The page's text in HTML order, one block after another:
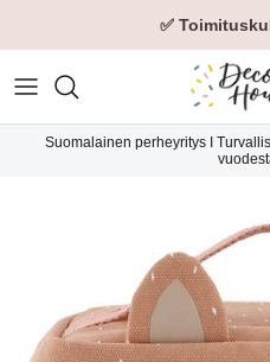
✅
Suomalainen perheyritys I